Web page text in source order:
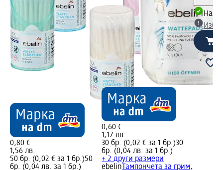
0,80 €
1,56 лв.
50 бр. (0,02 € за 1 бр.)50
бр. (0,04 лв. за 1 бр.)
0,60 €
1,17 лв.
30 бр. (0,02 € за 1 бр.)30
бр. (0,04 лв. за 1 бр.)
+ 2 други размери
ebelin Тампончета за грим,